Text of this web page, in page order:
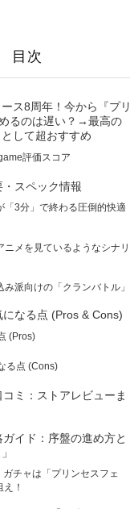
目次
ース8周年！今から『プリ
るのは遅い？→最高の
として超おすすめ
評価スコア
スペック情報
「3分」で終わる圧倒的快適
ニメを見ているようなシナリ
み派向けの「クランバトル」
なる点 (Pros & Cons)
(Pros)
る点 (Cons)
ミ：ストアレビューま
イド：序盤の進め方と
ガチャは「プリンセスフェ
！